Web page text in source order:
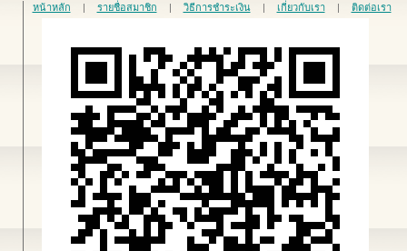
หน้าหลัก | รายชื่อสมาชิก | วิธีการชำระเงิน | เกี่ยวกับเรา | ติดต่อเรา